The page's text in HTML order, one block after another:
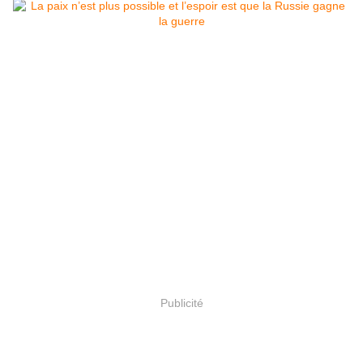
Publicité